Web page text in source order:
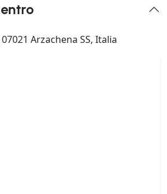
Arzachena SS, Italia